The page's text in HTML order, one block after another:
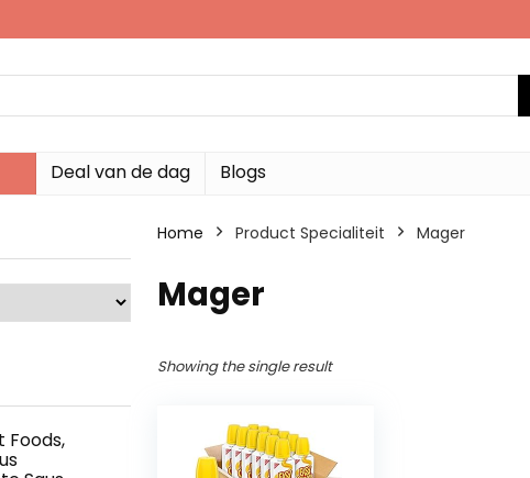
Deal van de dag Blogs
Foods,
Home Product Specialiteit ‎Mager
‎Mager
Showing the single result